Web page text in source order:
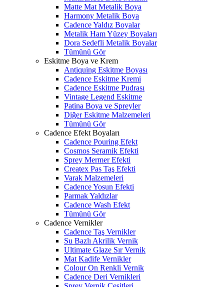
Matte Mat Metalik Boya
Harmony Metalik Boya
Cadence Yaldız Boyalar
Metalik Ham Yüzey Boyaları
Dora Sedefli Metalik Boyalar
Tümünü Gör
Eskitme Boya ve Krem
Antiquing Eskitme Boyası
Cadence Eskitme Kremi
Cadence Eskitme Pudrası
Vintage Legend Eskitme
Patina Boya ve Spreyler
Diğer Eskitme Malzemeleri
Tümünü Gör
Cadence Efekt Boyaları
Cadence Pouring Efekt
Cosmos Seramik Efekti
Sprey Mermer Efekti
Createx Pas Taş Efekti
Varak Malzemeleri
Cadence Yosun Efekti
Parmak Yaldızlar
Cadence Wash Efekt
Tümünü Gör
Cadence Vernikler
Cadence Taş Vernikler
Su Bazlı Akrilik Vernik
Ultimate Glaze Sır Vernik
Mat Kadife Vernikler
Colour On Renkli Vernik
Cadence Deri Vernikleri